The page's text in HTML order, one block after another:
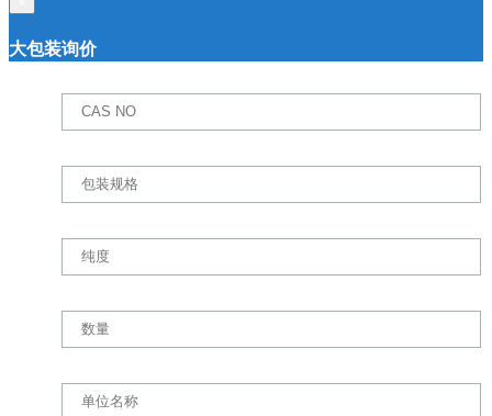
×
大包装询价